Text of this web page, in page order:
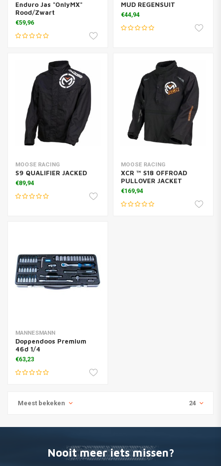
Enduro Jas "OnlyMX"
Rood/Zwart
€59,96
MUD REGENSUIT
€44,94
MOOSE RACING
S9 QUALIFIER JACKED
€89,94
MOOSE RACING
XCR ™ S18 OFFROAD
PULLOVER JACKET
€169,94
MANNESMANN
Doppendoos Premium
46d 1/4
€63,23
Meest bekeken 24
Nooit meer iets missen?